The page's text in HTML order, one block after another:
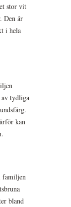
stor vit
Den är
i hela
av tydliga
kan
familjen
bland